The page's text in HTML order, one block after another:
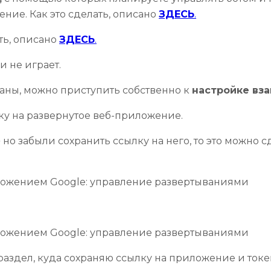
Как это сделать, описано ЗДЕСЬ.
описано ЗДЕСЬ.
не играет.
можно приступить собственно к настройке
на развернутое веб-приложение.
забыли сохранить ссылку на него, то это можно
куда сохраняю ссылку на приложение и